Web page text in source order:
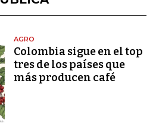
AGRO
Colombia sigue en el top
tres de los países que
más producen café